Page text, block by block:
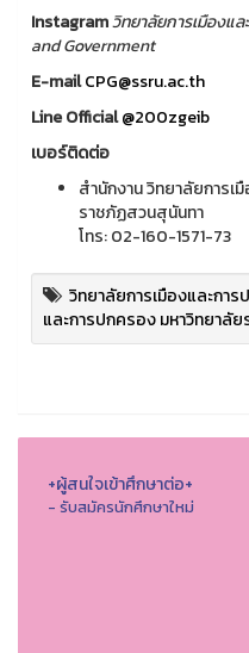
Instagramวิทยาลัยการเมืองแ
and Government
E-mailCPG@ssru.ac.th
Line Official@200zgeib
เบอร์ติดต่อ
สำนักงาน วิทยาลัยการเ
ราชภัฏสวนสุนันทา
โทร: 02-160-1571-73
วิทยาลัยการเมืองและกา
และการปกครอง มหาวิทยาลั
+ผู้สนใจเข้าศึกษาต่อ+
- รับสมัครนักศึกษาใหม่